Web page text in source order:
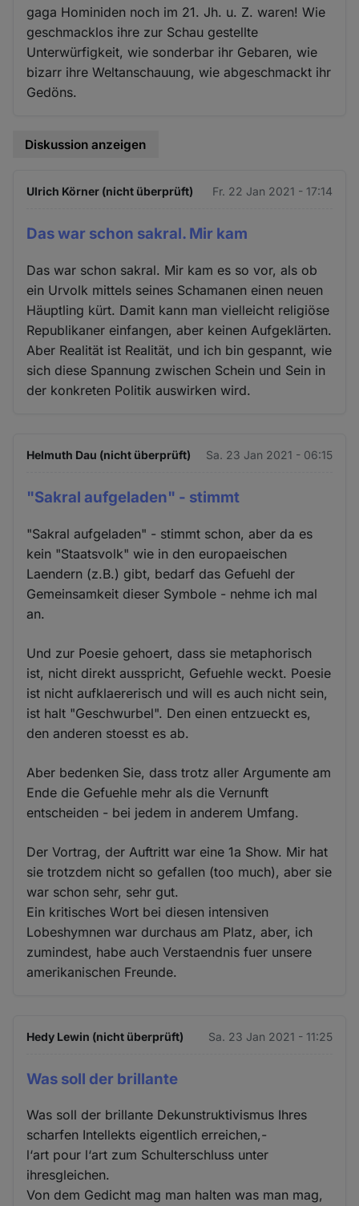
gaga Hominiden noch im 21. Jh. u. Z. waren! Wie
geschmacklos ihre zur Schau gestellte
Unterwürfigkeit, wie sonderbar ihr Gebaren, wie
bizarr ihre Weltanschauung, wie abgeschmackt ihr
Gedöns.
Diskussion anzeigen
Ulrich Körner (nicht überprüft) Fr. 22 Jan 2021 - 17:14
Das war schon sakral. Mir kam
Das war schon sakral. Mir kam es so vor, als ob
ein Urvolk mittels seines Schamanen einen neuen
Häuptling kürt. Damit kann man vielleicht religiöse
Republikaner einfangen, aber keinen Aufgeklärten.
Aber Realität ist Realität, und ich bin gespannt, wie
sich diese Spannung zwischen Schein und Sein in
der konkreten Politik auswirken wird.
Helmuth Dau (nicht überprüft) Sa. 23 Jan 2021 - 06:15
"Sakral aufgeladen" - stimmt
"Sakral aufgeladen" - stimmt schon, aber da es
kein "Staatsvolk" wie in den europaeischen
Laendern (z.B.) gibt, bedarf das Gefuehl der
Gemeinsamkeit dieser Symbole - nehme ich mal
an.
Und zur Poesie gehoert, dass sie metaphorisch
ist, nicht direkt ausspricht, Gefuehle weckt. Poesie
ist nicht aufklaererisch und will es auch nicht sein,
ist halt "Geschwurbel". Den einen entzueckt es,
den anderen stoesst es ab.
Aber bedenken Sie, dass trotz aller Argumente am
Ende die Gefuehle mehr als die Vernunft
entscheiden - bei jedem in anderem Umfang.
Der Vortrag, der Auftritt war eine 1a Show. Mir hat
sie trotzdem nicht so gefallen (too much), aber sie
war schon sehr, sehr gut.
Ein kritisches Wort bei diesen intensiven
Lobeshymnen war durchaus am Platz, aber, ich
zumindest, habe auch Verstaendnis fuer unsere
amerikanischen Freunde.
Hedy Lewin (nicht überprüft) Sa. 23 Jan 2021 - 11:25
Was soll der brillante
Was soll der brillante Dekunstruktivismus Ihres
scharfen Intellekts eigentlich erreichen,-
l‘art pour l‘art zum Schulterschluss unter
ihresgleichen.
Von dem Gedicht mag man halten was man mag,